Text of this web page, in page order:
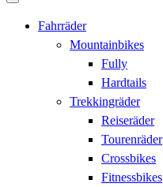
Fahrräder
Mountainbikes
Fully
Hardtails
Trekkingräder
Reiseräder
Tourenräder
Crossbikes
Fitnessbikes